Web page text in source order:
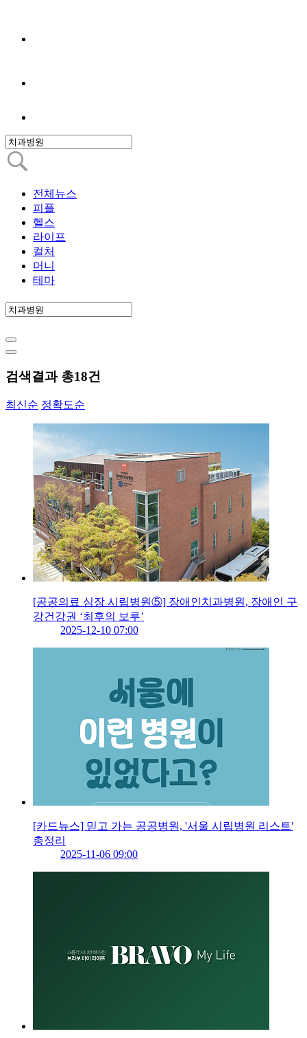
전체뉴스
피플
헬스
라이프
컬처
머니
테마
검색결과 총18건
최신순 정확도순
[공공의료 심장 시립병원⑤] 장애인치과병원, 장애인 구
강건강권 ‘최후의 보루’
2025-12-10 07:00
[카드뉴스] 믿고 가는 공공병원, '서울 시립병원 리스트'
총정리
2025-11-06 09:00